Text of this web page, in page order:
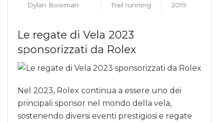
Dylan Bowman Trail running 2019
Le regate di Vela 2023
sponsorizzati da Rolex
Nel 2023, Rolex continua a essere uno dei
principali sponsor nel mondo della vela,
sostenendo diversi eventi prestigiosi e regate